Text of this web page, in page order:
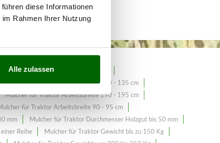
diese Informationen
Rahmen Ihrer Nutzung
Alle zulassen
Mulcher für schwere Traktoren
Mulcher für Traktor Arbeitsbreite 130 - 135 cm
Mulcher für Traktor Arbeitsbreite 190 - 195 cm
für Traktor Arbeitsbreite 90 - 95 cm
mm
Mulcher für Traktor Durchmesser Holzgut bis 50 mm
Reihe
Mulcher für Traktor Gewicht bis zu 150 Kg